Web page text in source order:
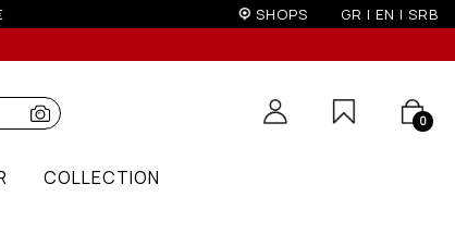
SHOPS GR | EN | SRB
0
COLLECTION